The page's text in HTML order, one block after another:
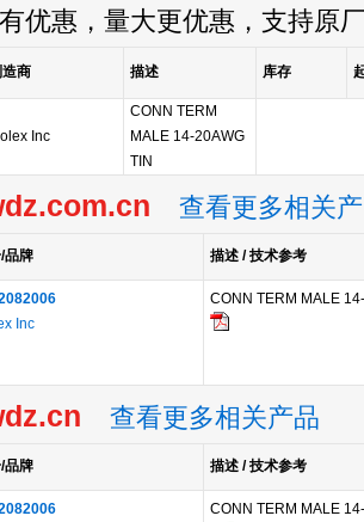
优惠，量大更优惠，支持原
商 描述 库存
Inc
CONN TERM
MALE 14-20AWG
TIN
查看更多相关
品牌 描述 / 技术参考
Inc
CONN TERM MALE
查看更多相关产品
品牌 描述 / 技术参考
CONN TERM MALE